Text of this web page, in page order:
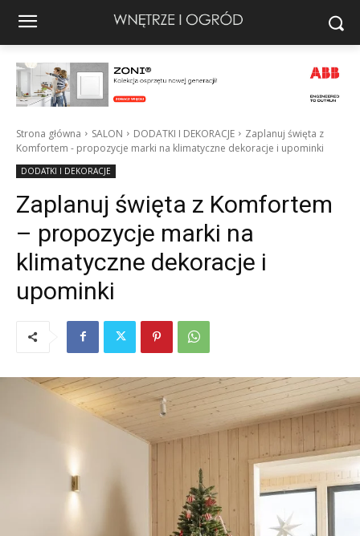
Strona główna SALON DODATKI I DEKORACJE
Zaplanuj święta z
Komfortem - propozycje marki na klimatyczne dekoracje i upominki
DODATKI I DEKORACJE
Zaplanuj święta z Komfortem
– propozycje marki na
klimatyczne dekoracje i
upominki